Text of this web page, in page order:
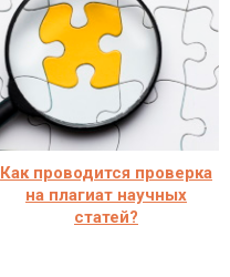
Как проводится проверка
на плагиат научных
статей?